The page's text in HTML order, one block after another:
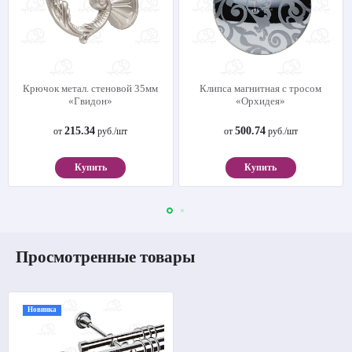
Крючок метал. стеновой 35мм
«Гвидон»
от215.34 руб./шт
Купить
Клипса магнитная с тросом
«Орхидея»
от 500.74руб./шт
Купить
Просмотренные товары
Новинка